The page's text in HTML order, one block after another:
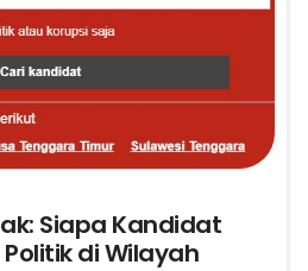
Siapa Kandidat
di Wilayah